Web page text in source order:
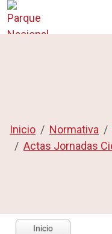
Inicio Normativa
Actas Jornadas
Inicio